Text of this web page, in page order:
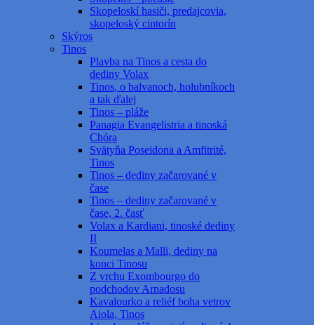
Skopeloskí hasiči, predajcovia,
skopeloský cintorín
Skýros
Tinos
Plavba na Tinos a cesta do
dediny Volax
Tinos, o balvanoch, holubníkoch
a tak ďalej
Tinos – pláže
Panagia Evangelistria a tinoská
Chóra
Svätyňa Poseidona a Amfitrité,
Tinos
Tinos – dediny začarované v
čase
Tinos – dediny začarované v
čase, 2. časť
Volax a Kardiani, tinoské dediny
II
Koumelas a Malli, dediny na
konci Tinosu
Z vrchu Exombourgo do
podchodov Arnadosu
Kavalourko a reliéf boha vetrov
Aiola, Tinos